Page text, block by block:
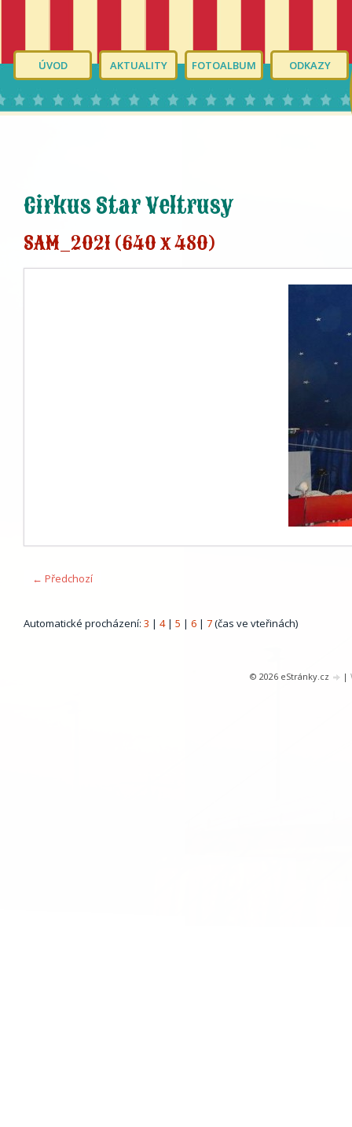
ÚVOD AKTUALITY FOTOALBUM ODKAZY
Cirkus Star Veltrusy
SAM_2021 (640 x 480)
← Předchozí
Automatické procházení: 3 | 4| 5 | 6 | 7(čas ve vteřinách)
© 2026 eStránky.cz |